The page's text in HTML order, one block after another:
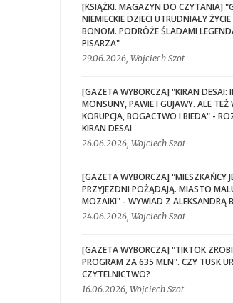
[KSIĄŻKI. MAGAZYN DO CZYTANIA]
NIEMIECKIE DZIECI UTRUDNIAŁY
BONOM. PODRÓŻE ŚLADAMI
PISARZA"
29.06.2026, Wojciech Szot
[GAZETA WYBORCZA] "KIRAN DESAI:
MONSUNY, PAWIE I GUJAWY. ALE TEŻ
KORUPCJA, BOGACTWO I BIEDA" -
KIRAN DESAI
26.06.2026, Wojciech Szot
[GAZETA WYBORCZA] "MIESZKAŃCY
PRZYJEZDNI POŻĄDAJĄ. MIASTO
MOZAIKI" - WYWIAD Z ALEKSANDRĄ
24.06.2026, Wojciech Szot
[GAZETA WYBORCZA] "TIKTOK
PROGRAM ZA 635 MLN". CZY TUSK
CZYTELNICTWO?
16.06.2026, Wojciech Szot